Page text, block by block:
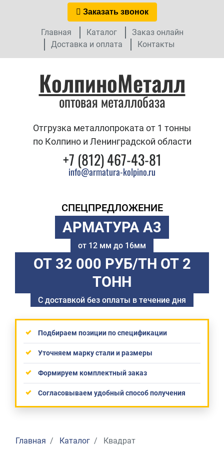
Заказать звонок
Главная Каталог
Заказ онлайн
Доставка и оплата
Контакты
КолпиноМеталл
оптовая металлобаза
Отгрузка металлопроката от 1 тонны
по Колпино и Ленинградской области
+7 (812) 467-43-81
info@armatura-kolpino.ru
СПЕЦПРЕДЛОЖЕНИЕ
АРМАТУРА А3
от 12 мм до 16мм
ОТ 32 000 РУБ/ТН ОТ 2
ТОНН
С доставкой без оплаты в течение дня
Подбираем позиции по спецификации
Уточняем марку стали и размеры
Формируем комплектный заказ
Согласовываем удобный способ получения
Главная Каталог Квадрат